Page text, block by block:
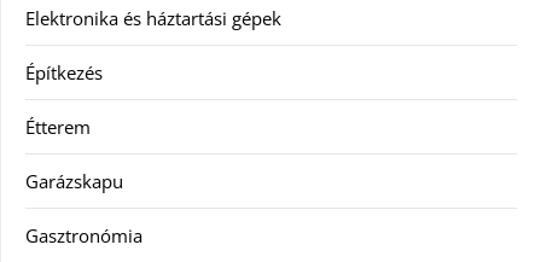
Elektronika és háztartási gépek
Építkezés
Étterem
Garázskapu
Gasztronómia